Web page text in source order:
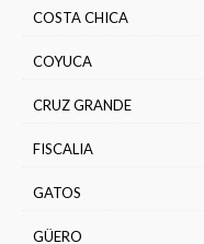
COSTA CHICA
COYUCA
CRUZ GRANDE
FISCALIA
GATOS
GÜERO